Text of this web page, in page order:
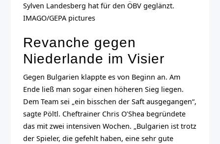
Sylven Landesberg hat für den ÖBV geglänzt.
IMAGO/GEPA pictures
Revanche gegen
Niederlande im Visier
Gegen Bulgarien klappte es von Beginn an. Am
Ende ließ man sogar einen höheren Sieg liegen.
Dem Team sei „ein bisschen der Saft ausgegangen“,
sagte Pöltl. Cheftrainer Chris O’Shea begründete
das mit zwei intensiven Wochen. „Bulgarien ist trotz
der Spieler, die gefehlt haben, eine sehr gute